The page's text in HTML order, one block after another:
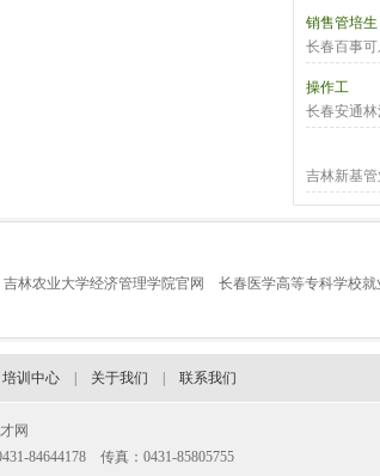
销售管培生
长春百事
操作工
长春安通
吉林新基
吉林农业大学经济管理学院官网 长春医学高等专科学校就
培训中心 关于我们 联系我们
网
84644178 传真：0431-85805755